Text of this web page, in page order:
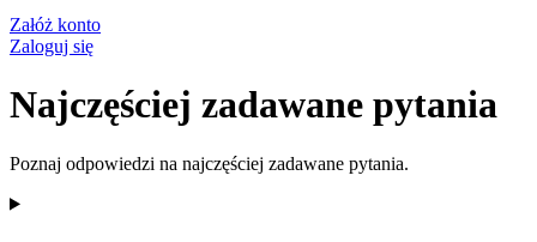
Załóż konto
Zaloguj się
Najczęściej zadawane pytania
Poznaj odpowiedzi na najczęściej zadawane pytania.